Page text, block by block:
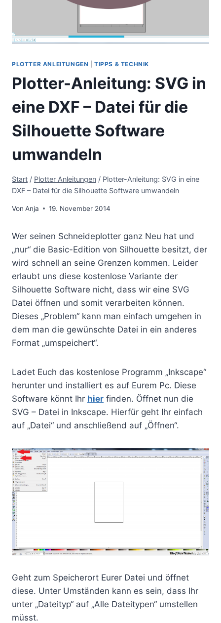
PLOTTER ANLEITUNGEN |TIPPS & TECHNIK
Plotter-Anleitung: SVG in
eine DXF – Datei für die
Silhouette Software
umwandeln
Start / Plotter Anleitungen / Plotter-Anleitung: SVG in eine
DXF – Datei für die Silhouette Software umwandeln
Von Anja 19. November 2014
Wer seinen Schneideplotter ganz Neu hat und
„nur“ die Basic-Edition von Silhouette besitzt, der
wird schnell an seine Grenzen kommen. Leider
erlaubt uns diese kostenlose Variante der
Silhouette Software nicht, dass wir eine SVG
Datei öffnen und somit verarbeiten können.
Dieses „Problem“ kann man einfach umgehen in
dem man die gewünschte Datei in ein anderes
Format „umspeichert“.
Ladet Euch das kostenlose Programm „Inkscape“
herunter und installiert es auf Eurem Pc. Diese
Software könnt Ihr hier finden. Öffnet nun die
SVG – Datei in Inkscape. Hierfür geht Ihr einfach
auf „Datei“ und anschließend auf „Öffnen“.
Geht zum Speicherort Eurer Datei und öffnet
diese. Unter Umständen kann es sein, dass Ihr
unter „Dateityp“ auf „Alle Dateitypen“ umstellen
müsst.